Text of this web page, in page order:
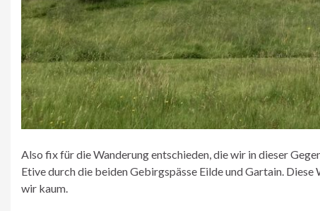
Also fix für die Wanderung entschieden, die wir in dieser
Etive durch die beiden Gebirgspässe Eilde und Gartain.
wir kaum.